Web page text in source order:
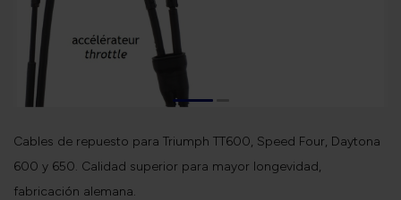
Cables de repuesto para Triumph TT600, Speed Four, Daytona
600 y 650. Calidad superior para mayor longevidad,
fabricación alemana.